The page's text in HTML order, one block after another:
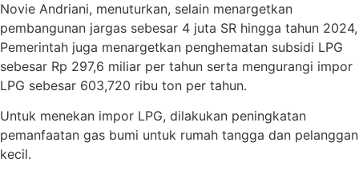
Novie Andriani, menuturkan, selain menargetkan
pembangunan jargas sebesar 4 juta SR hingga tahun 2024,
Pemerintah juga menargetkan penghematan subsidi LPG
sebesar Rp 297,6 miliar per tahun serta mengurangi impor
LPG sebesar 603,720 ribu ton per tahun.
Untuk menekan impor LPG, dilakukan peningkatan
pemanfaatan gas bumi untuk rumah tangga dan pelanggan
kecil.